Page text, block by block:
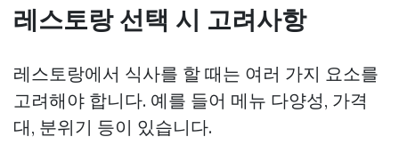
레스토랑 선택 시 고려사항
레스토랑에서 식사를 할 때는 여러 가지 요소를
고려해야 합니다. 예를 들어 메뉴 다양성, 가격
대, 분위기 등이 있습니다.